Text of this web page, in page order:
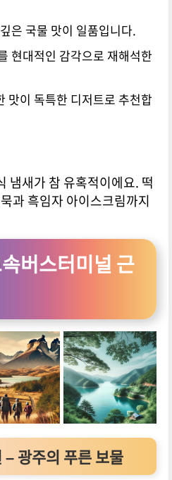
은 국물 맛이 일품입니다.
현대적인 감각으로 재해석한
맛이 독특한 디저트로 추천합
냄새가 참 유혹적이에요. 떡
과 흑임자 아이스크림까지
버스터미널 근
광주의 푸른 보물